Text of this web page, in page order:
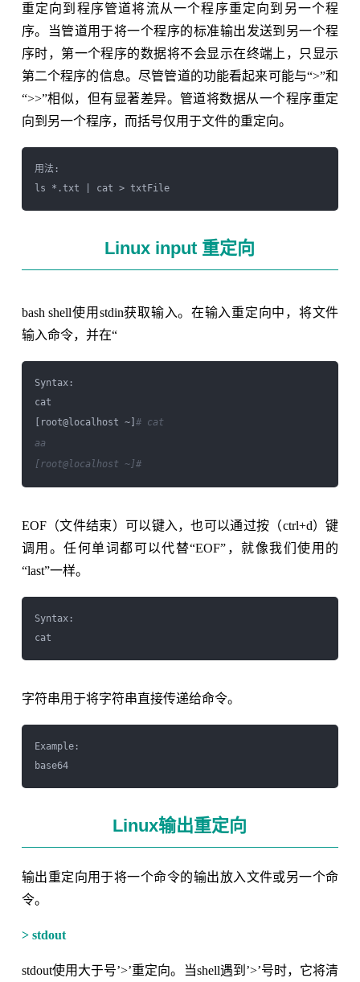
重定向到程序管道将流从一个程序重定向到另一个程
序。当管道用于将一个程序的标准输出发送到另一个程
序时，第一个程序的数据将不会显示在终端上，只显示
第二个程序的信息。尽管管道的功能看起来可能与“>”和
“>>”相似，但有显著差异。管道将数据从一个程序重定
向到另一个程序，而括号仅用于文件的重定向。
用法:
ls *.txt | cat > txtFile
Linux input 重定向
bash shell使用stdin获取输入。在输入重定向中，将文件
输入命令，并在“
Syntax:
cat
[root@localhost ~] # cat
aa
[root@localhost ~]#
EOF（文件结束）可以键入，也可以通过按（ctrl+d）键
调用。任何单词都可以代替“EOF”，就像我们使用的
“last”一样。
Syntax:
cat
字符串用于将字符串直接传递给命令。
Example:
base64
Linux输出重定向
输出重定向用于将一个命令的输出放入文件或另一个命
令。
> stdout
stdout使用大于号’>’重定向。当shell遇到’>’号时，它将清